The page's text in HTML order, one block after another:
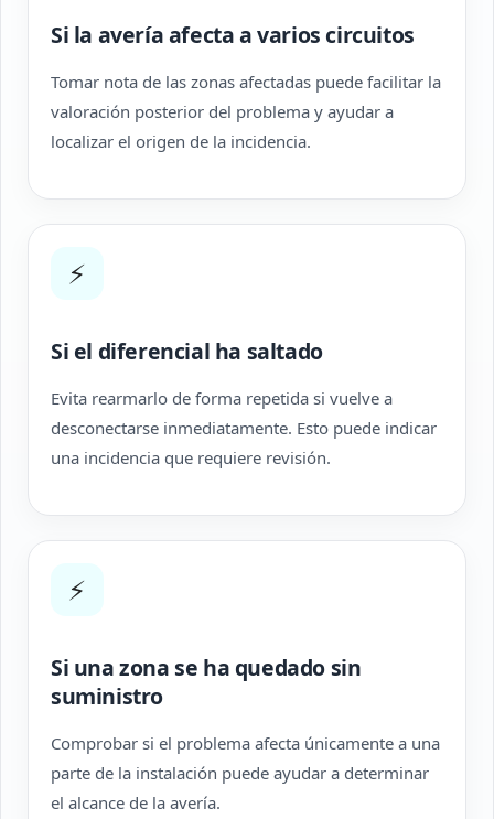
Si la avería afecta a varios circuitos
Tomar nota de las zonas afectadas puede facilitar la
valoración posterior del problema y ayudar a
localizar el origen de la incidencia.
⚡
Si el diferencial ha saltado
Evita rearmarlo de forma repetida si vuelve a
desconectarse inmediatamente. Esto puede indicar
una incidencia que requiere revisión.
⚡
Si una zona se ha quedado sin
suministro
Comprobar si el problema afecta únicamente a una
parte de la instalación puede ayudar a determinar
el alcance de la avería.